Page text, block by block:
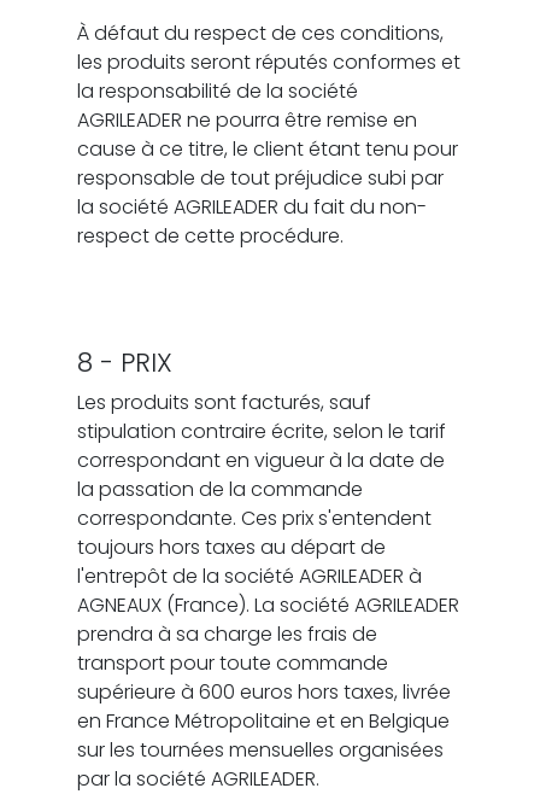
À défaut du respect de ces conditions,
les produits seront réputés conformes et
la responsabilité de la société
AGRILEADER ne pourra être remise en
cause à ce titre, le client étant tenu pour
responsable de tout préjudice subi par
la société AGRILEADER du fait du non-
respect de cette procédure.
8 - PRIX
Les produits sont facturés, sauf
stipulation contraire écrite, selon le tarif
correspondant en vigueur à la date de
la passation de la commande
correspondante. Ces prix s'entendent
toujours hors taxes au départ de
l'entrepôt de la société AGRILEADER à
AGNEAUX (France). La société AGRILEADER
prendra à sa charge les frais de
transport pour toute commande
supérieure à 600 euros hors taxes, livrée
en France Métropolitaine et en Belgique
sur les tournées mensuelles organisées
par la société AGRILEADER.